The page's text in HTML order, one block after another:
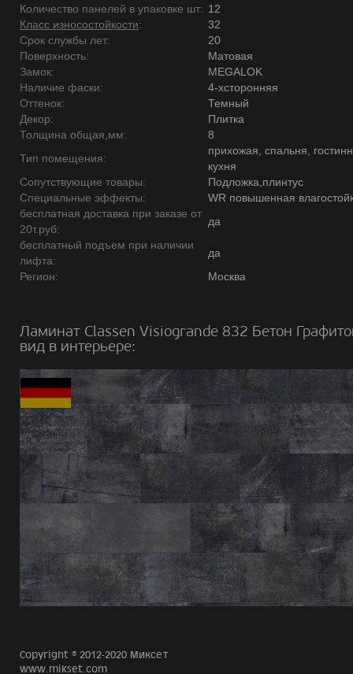
Количество панелей в упаковке шт: 12
Класс износостойкости:
32
Срок службы лет:
20
Поверхность:
Матовая
Замок:
MEGALOK
Наличие фаски:
4-хсторонняя
Оттенок:
Темный
Декор:
Плитка
Толщина общая,мм:
8
Тип помещения:
прихожая, спальня,
кухня
Сопутствующие товары:
Подложка,плинтус
Специальные эффекты:
WR повышенная
бесплатная доставка при заказе от
20т.руб:
да
бесплатный подъем при наличии
лифта:
да
Регион:
Москва
Ламинат Classen Visiogrande 832 Бетон
вид в интерьере:
Copyright © 2012-2020 Миксет
www.mikset.com